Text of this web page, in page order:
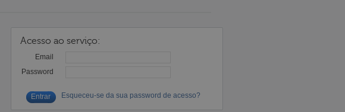
Acesso ao serviço:
Email
Password
Esqueceu-se da sua password de acesso?